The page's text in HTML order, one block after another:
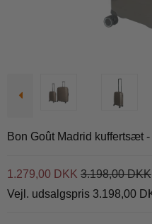
Bon Goût Madrid kuffertsæt
1.279,00 DKK 3.198,00 DKK
Vejl. udsalgspris 3.198,00